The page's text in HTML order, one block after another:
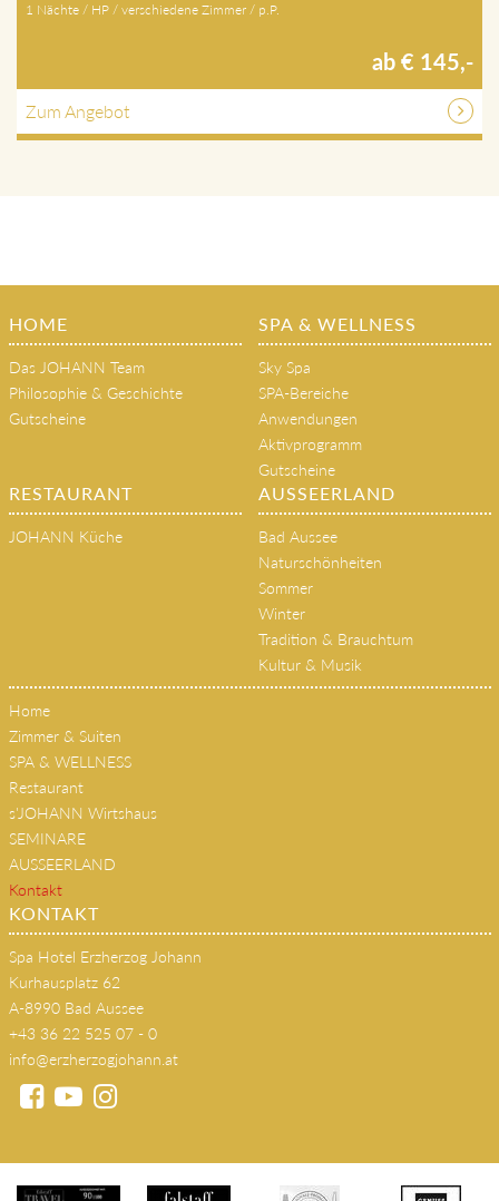
1 Nächte / HP / verschiedene Zimmer / p.P.
ab € 145,-
Zum Angebot
HOME
Das JOHANN Team
Philosophie & Geschichte
Gutscheine
SPA & WELLNESS
Sky Spa
SPA-Bereiche
Anwendungen
Aktivprogramm
Gutscheine
RESTAURANT
JOHANN Küche
AUSSEERLAND
Bad Aussee
Naturschönheiten
Sommer
Winter
Tradition & Brauchtum
Kultur & Musik
Home
Zimmer & Suiten
SPA & WELLNESS
Restaurant
s'JOHANN Wirtshaus
SEMINARE
AUSSEERLAND
Kontakt
KONTAKT
Spa Hotel Erzherzog Johann
Kurhausplatz 62
A-8990 Bad Aussee
+43 36 22 525 07 - 0
info@erzherzogjohann.at